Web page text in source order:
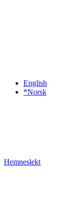
English
*Norsk
Hemneslekt